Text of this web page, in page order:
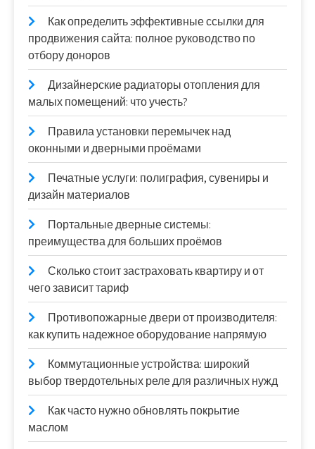
Как определить эффективные ссылки для
продвижения сайта: полное руководство по
отбору доноров
Дизайнерские радиаторы отопления для
малых помещений: что учесть?
Правила установки перемычек над
оконными и дверными проёмами
Печатные услуги: полиграфия, сувениры и
дизайн материалов
Портальные дверные системы:
преимущества для больших проёмов
Сколько стоит застраховать квартиру и от
чего зависит тариф
Противопожарные двери от производителя:
как купить надежное оборудование напрямую
Коммутационные устройства: широкий
выбор твердотельных реле для различных нужд
Как часто нужно обновлять покрытие
маслом